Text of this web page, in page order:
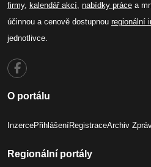
firmy, kalendář akcí, nabídky práce a
účinnou a cenově dostupnou regionální
jednotlivce.
O portálu
InzercePřihlášeníRegistraceArchiv
Regionální portály